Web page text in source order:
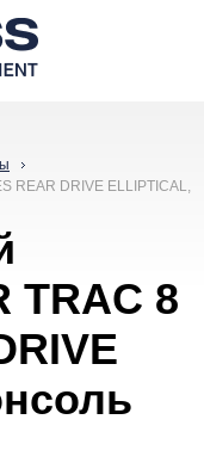
REAR DRIVE ELLIPTICAL,
TRAC 8